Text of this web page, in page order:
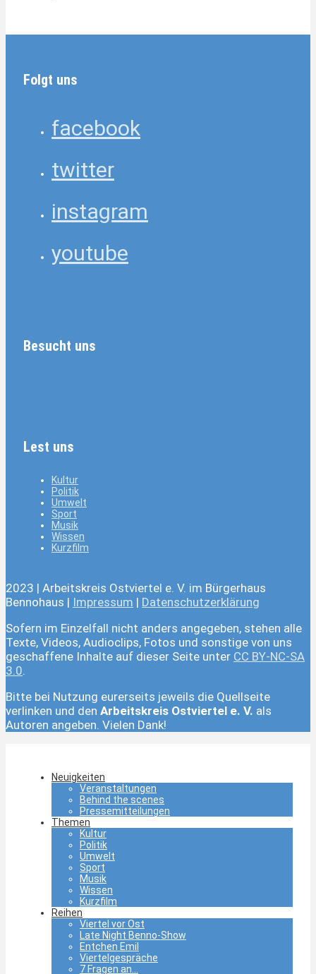
Folgt uns
facebook
twitter
instagram
youtube
Besucht uns
Lest uns
Kultur
Politik
Umwelt
Sport
Musik
Wissen
Kurzfilm
2023 | Arbeitskreis Ostviertel e. V. im Bürgerhaus
Bennohaus | Impressum | Datenschutzerklärung
Sofern im Einzelfall nicht anders angegeben, stehen alle
Texte, Videos, Audioclips, Fotos und sonstige von uns
geschaffene Inhalte auf dieser Seite unter CC BY-NC-SA
3.0.
Bitte bei Nutzung eurerseits jeweils die Quellseite
verlinken und den Arbeitskreis Ostviertel e. V. als
Autoren angeben. Vielen Dank!
Neuigkeiten
Veranstaltungen
Behind the scenes
Pressemitteilungen
Themen
Kultur
Politik
Umwelt
Sport
Musik
Wissen
Kurzfilm
Reihen
Viertel vor Ost
Late Night Benno-Show
Entchen Emil
Viertelgespräche
7 Fragen an…